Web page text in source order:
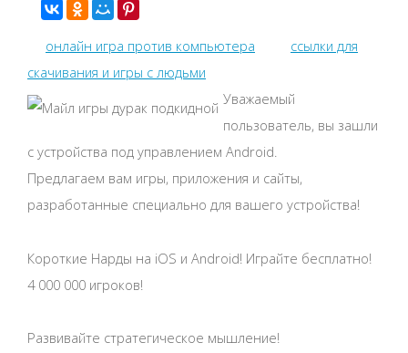
онлайн игра против компьютера
ссылки для
скачивания и игры с людьми
Уважаемый
пользователь, вы зашли
с устройства под управлением Android.
Предлагаем вам игры, приложения и сайты,
разработанные специально для вашего устройства!
Короткие Нарды на iOS и Android! Играйте бесплатно!
4 000 000 игроков!
Развивайте стратегическое мышление!